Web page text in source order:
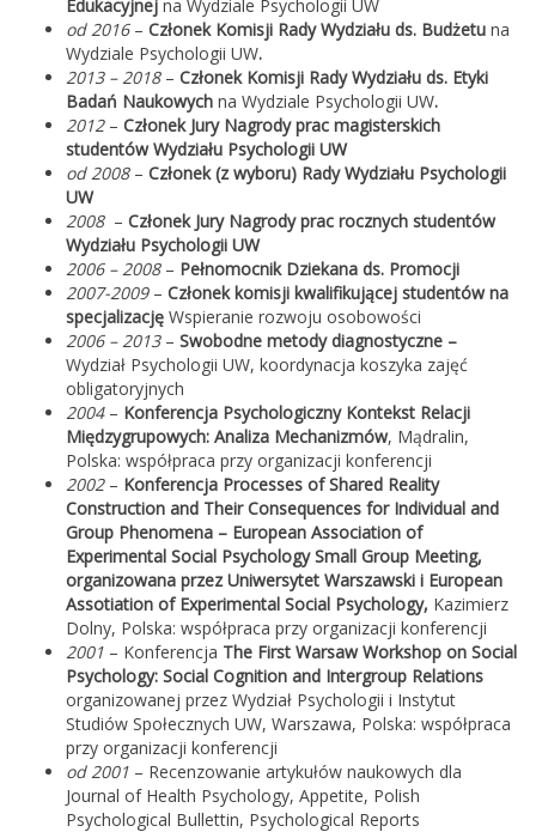
Edukacyjnej na Wydziale Psychologii UW
od 2016– Członek Komisji Rady Wydziału ds. Budżetu na
Wydziale Psychologii UW.
2013 – 2018– Członek Komisji Rady Wydziału ds. Etyki
Badań Naukowych na Wydziale Psychologii UW.
2012– Członek Jury Nagrody prac magisterskich
studentów Wydziału Psychologii UW
od 2008– Członek (z wyboru) Rady Wydziału Psychologii
UW
2008– Członek Jury Nagrody prac rocznych studentów
Wydziału Psychologii UW
2006 – 2008– Pełnomocnik Dziekana ds. Promocji
2007-2009– Członek komisji kwalifikującej studentów na
specjalizację Wspieranie rozwoju osobowości
2006 – 2013– Swobodne metody diagnostyczne –
Wydział Psychologii UW, koordynacja koszyka zajęć
obligatoryjnych
2004– Konferencja Psychologiczny Kontekst Relacji
Międzygrupowych: Analiza Mechanizmów, Mądralin,
Polska: współpraca przy organizacji konferencji
2002– Konferencja Processes of Shared Reality
Construction and Their Consequences for Individual and
Group Phenomena – European Association of
Experimental Social Psychology Small Group Meeting,
organizowana przez Uniwersytet Warszawski i European
Assotiation of Experimental Social Psychology, Kazimierz
Dolny, Polska: współpraca przy organizacji konferencji
2001 – Konferencja The First Warsaw Workshop on Social
Psychology: Social Cognition and Intergroup Relations
organizowanej przez Wydział Psychologii i Instytut
Studiów Społecznych UW, Warszawa, Polska: współpraca
przy organizacji konferencji
od 2001 – Recenzowanie artykułów naukowych dla
Journal of Health Psychology, Appetite, Polish
Psychological Bullettin, Psychological Reports